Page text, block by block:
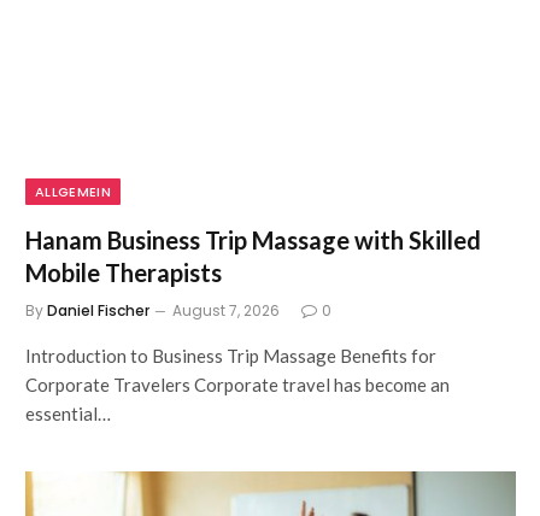
ALLGEMEIN
Hanam Business Trip Massage with Skilled
Mobile Therapists
ByDaniel Fischer August 7, 2026 0
Introduction to Business Trip Massage Benefits for
Corporate Travelers Corporate travel has become an
essential…